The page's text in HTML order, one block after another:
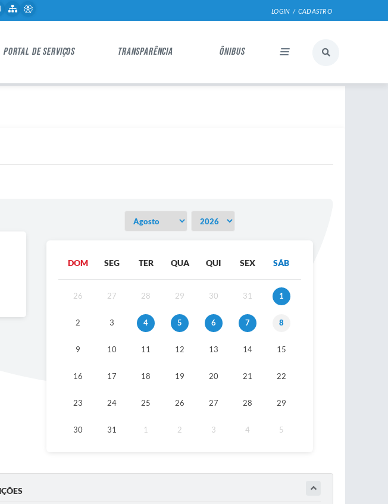
LOGIN / CADASTRO
PORTAL DE SERVIÇOS TRANSPARÊNCIA ÔNIBUS
DOM SEG TER QUA QUI SEX SÁB
26 27 28 29 30 31 1
2 3 4 5 6 7 8
9 10 11 12 13 14 15
16 17 18 19 20 21 22
23 24 25 26 27 28 29
30 31 1 2 3 4 5